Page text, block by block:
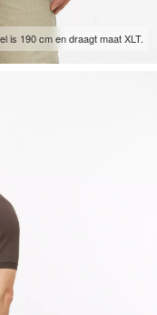
is 190 cm en draagt maat XLT.